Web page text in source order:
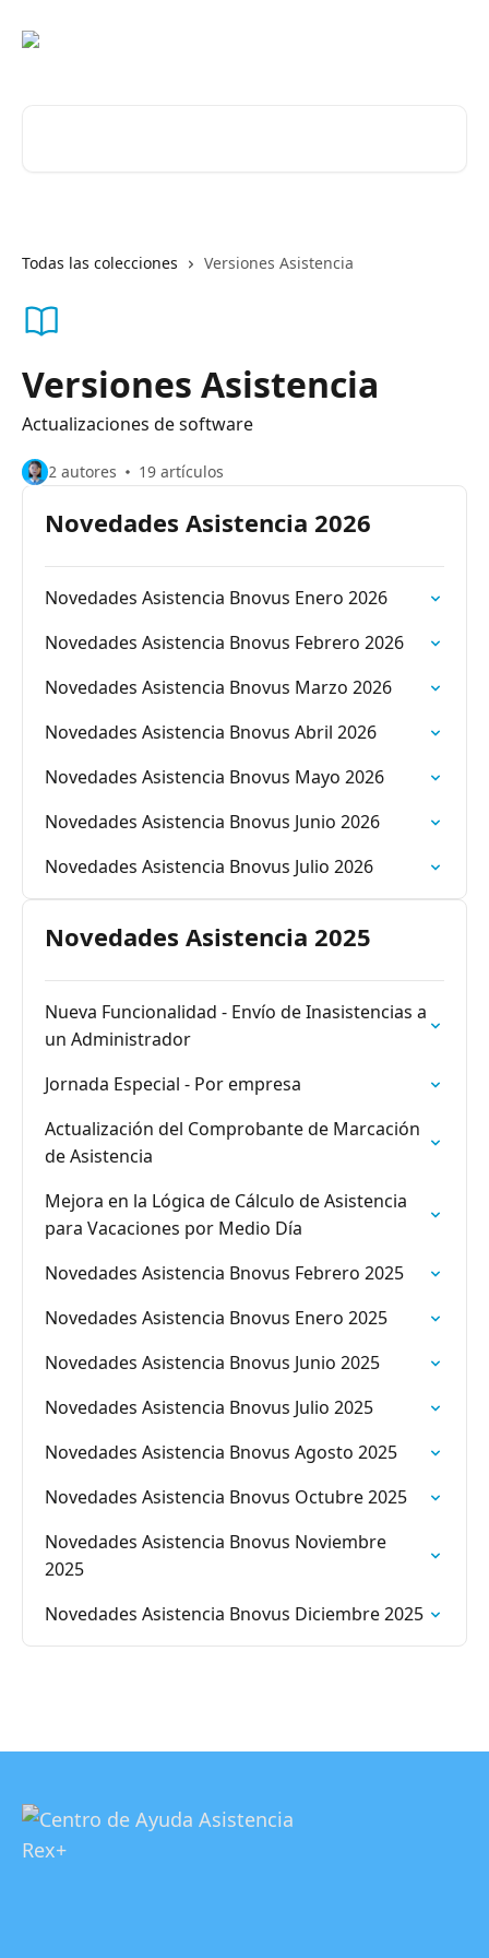
Todas las colecciones Versiones Asistencia
Versiones Asistencia
Actualizaciones de software
2 autores 19 artículos
Novedades Asistencia 2026
Novedades Asistencia Bnovus Enero 2026
Novedades Asistencia Bnovus Febrero 2026
Novedades Asistencia Bnovus Marzo 2026
Novedades Asistencia Bnovus Abril 2026
Novedades Asistencia Bnovus Mayo 2026
Novedades Asistencia Bnovus Junio 2026
Novedades Asistencia Bnovus Julio 2026
Novedades Asistencia 2025
Nueva Funcionalidad - Envío de Inasistencias a
un Administrador
Jornada Especial - Por empresa
Actualización del Comprobante de Marcación
de Asistencia
Mejora en la Lógica de Cálculo de Asistencia
para Vacaciones por Medio Día
Novedades Asistencia Bnovus Febrero 2025
Novedades Asistencia Bnovus Enero 2025
Novedades Asistencia Bnovus Junio 2025
Novedades Asistencia Bnovus Julio 2025
Novedades Asistencia Bnovus Agosto 2025
Novedades Asistencia Bnovus Octubre 2025
Novedades Asistencia Bnovus Noviembre
2025
Novedades Asistencia Bnovus Diciembre 2025